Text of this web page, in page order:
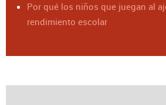
Por qué los niños que juegan al
rendimiento escolar